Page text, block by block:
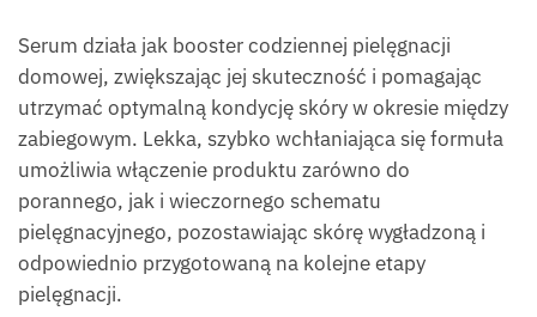
Serum działa jak booster codziennej pielęgnacji
domowej, zwiększając jej skuteczność i pomagając
utrzymać optymalną kondycję skóry w okresie między
zabiegowym. Lekka, szybko wchłaniająca się formuła
umożliwia włączenie produktu zarówno do
porannego, jak i wieczornego schematu
pielęgnacyjnego, pozostawiając skórę wygładzoną i
odpowiednio przygotowaną na kolejne etapy
pielęgnacji.